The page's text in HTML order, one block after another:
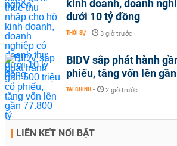
kinh doanh, doanh
dưới 10 tỷ đồng
THỜI SỰ - 3 giờ trước
BIDV sắp phát hành
phiếu, tăng vốn lên
TÀI CHÍNH - 2 giờ trước
LIÊN KẾT NỔI BẬT